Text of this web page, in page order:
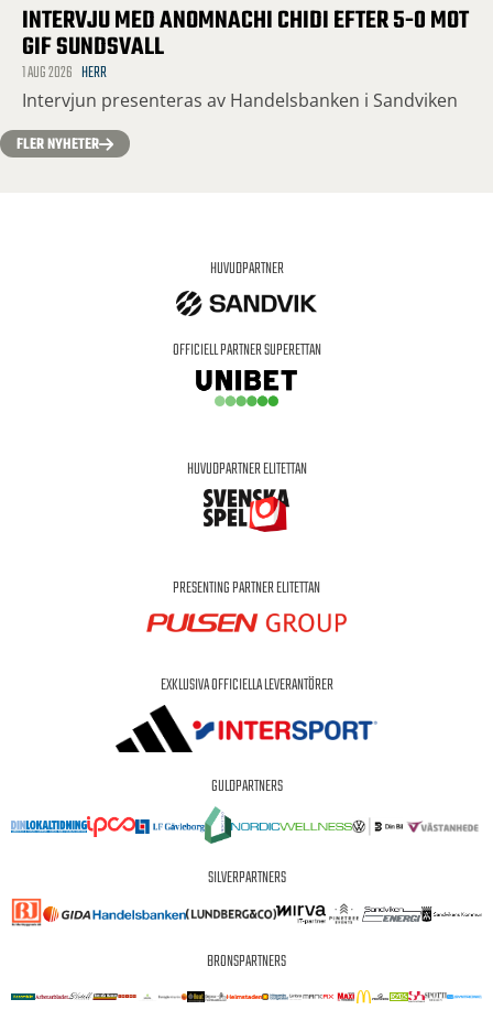
INTERVJU MED ANOMNACHI CHIDI EFTER 5-0 MOT
GIF SUNDSVALL
1 AUG 2026 HERR
Intervjun presenteras av Handelsbanken i Sandviken
FLER NYHETER
HUVUDPARTNER
OFFICIELL PARTNER SUPERETTAN
HUVUDPARTNER ELITETTAN
PRESENTING PARTNER ELITETTAN
EXKLUSIVA OFFICIELLA LEVERANTÖRER
GULDPARTNERS
SILVERPARTNERS
BRONSPARTNERS